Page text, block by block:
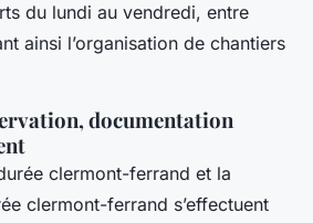
du lundi au vendredi, entre
ainsi l’organisation de chantiers
documentation
clermont-ferrand et la
clermont-ferrand s’effectuent